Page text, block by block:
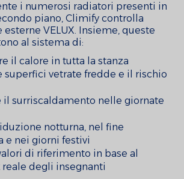
i numerosi radiatori presenti in
piano, Climify controlla
VELUX. Insieme, queste
al sistema di:
il calore in tutta la stanza
superfici vetrate fredde e il rischio
il surriscaldamento nelle giornate
notturna, nel fine
e nei giorni festivi
di riferimento in base al
degli insegnanti